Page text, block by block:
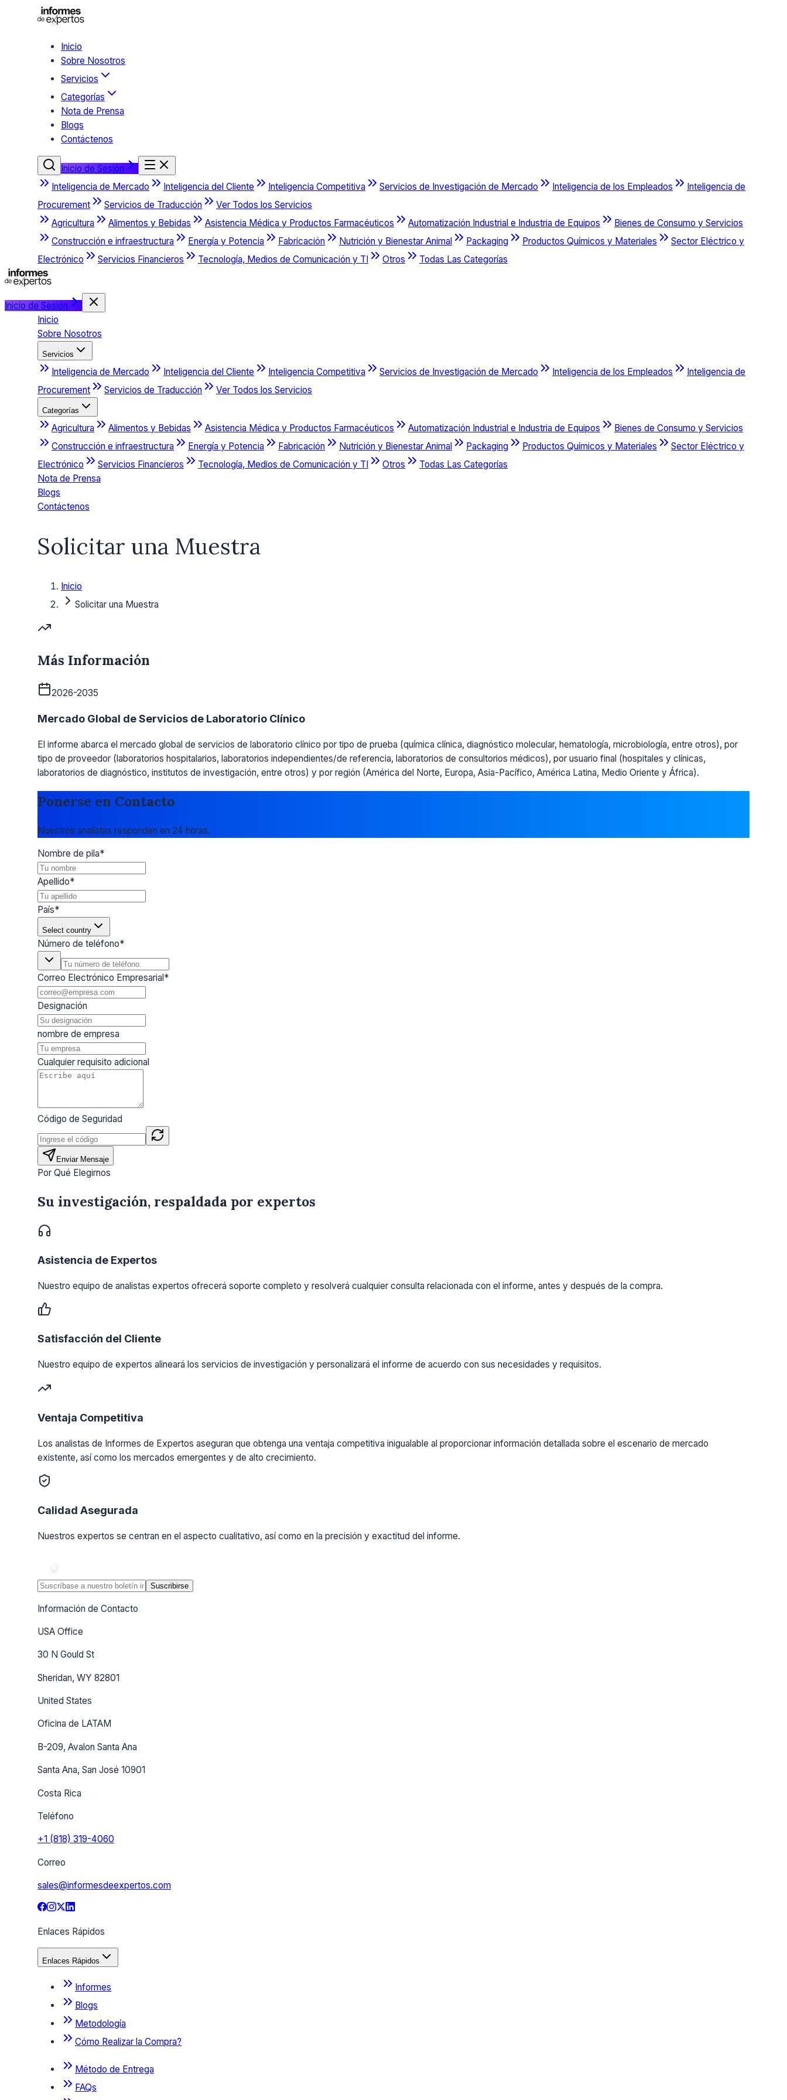
Inicio
Sobre Nosotros
Servicios
Categorías
Nota de Prensa
Blogs
Contáctenos
Inicio de Sesión
Inteligencia de Mercado
Inteligencia del Cliente Inteligencia Competitiva Servicios de Investigación de Mercado Inteligencia de los Empleados
Inteligencia de
Procurement
Servicios de Traducción
Ver Todos los Servicios
Agricultura
Alimentos y Bebidas Asistencia Médica y Productos Farmacéuticos Automatización Industrial e Industria de Equipos
Bienes de Consumo y Servicios
Construcción e infraestructura
Energía y Potencia Fabricación Nutrición y Bienestar Animal Packaging Productos Químicos y Materiales
Sector Eléctrico y
Electrónico
Servicios Financieros Tecnología, Medios de Comunicación y TI Otros Todas Las Categorías
Inicio de Sesión
Inicio
Sobre Nosotros
Servicios
Inteligencia de Mercado Inteligencia del Cliente Inteligencia Competitiva Servicios de Investigación de Mercado Inteligencia de los Empleados
Inteligencia de
Procurement
Servicios de Traducción Ver Todos los Servicios
Categorías
Agricultura Alimentos y Bebidas Asistencia Médica y Productos Farmacéuticos Automatización Industrial e Industria de Equipos
Bienes de Consumo y Servicios
Construcción e infraestructura
Energía y Potencia Fabricación Nutrición y Bienestar Animal Packaging Productos Químicos y Materiales
Sector Eléctrico y
Electrónico
Servicios Financieros Tecnología, Medios de Comunicación y TI Otros
Todas Las Categorías
Nota de Prensa
Blogs
Contáctenos
Solicitar una Muestra
Inicio
Solicitar una Muestra
Más Información
2026-2035
Mercado Global de Servicios de Laboratorio Clínico
El informe abarca el mercado global de servicios de laboratorio clínico por tipo de prueba (química clínica, diagnóstico molecular, hematología, microbiología, entre otros), por
tipo de proveedor (laboratorios hospitalarios, laboratorios independientes/de referencia, laboratorios de consultorios médicos), por usuario final (hospitales y clínicas,
laboratorios de diagnóstico, institutos de investigación, entre otros) y por región (América del Norte, Europa, Asia-Pacífico, América Latina, Medio Oriente y África).
Ponerse en Contacto
Nuestros analistas responden en 24 horas.
Nombre de pila*
Apellido*
País*
Select country
Número de teléfono*
Correo Electrónico Empresarial*
Designación
nombre de empresa
Cualquier requisito adicional
Código de Seguridad
Enviar Mensaje
Por Qué Elegirnos
Su investigación, respaldada por expertos
Asistencia de Expertos
Nuestro equipo de analistas expertos ofrecerá soporte completo y resolverá cualquier consulta relacionada con el informe, antes y después de la compra.
Satisfacción del Cliente
Nuestro equipo de expertos alineará los servicios de investigación y personalizará el informe de acuerdo con sus necesidades y requisitos.
Ventaja Competitiva
Los analistas de Informes de Expertos aseguran que obtenga una ventaja competitiva inigualable al proporcionar información detallada sobre el escenario de mercado
existente, así como los mercados emergentes y de alto crecimiento.
Calidad Asegurada
Nuestros expertos se centran en el aspecto cualitativo, así como en la precisión y exactitud del informe.
Suscribirse
Información de Contacto
USA Office
30 N Gould St
Sheridan, WY 82801
United States
Oficina de LATAM
B-209, Avalon Santa Ana
Santa Ana, San José 10901
Costa Rica
Teléfono
+1 (818) 319-4060
Correo
sales@informesdeexpertos.com
Enlaces Rápidos
Enlaces Rápidos
Informes
Blogs
Metodología
Cómo Realizar la Compra?
Método de Entrega
FAQs